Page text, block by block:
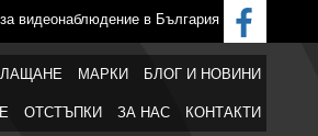
видеонаблюдение в България
МАРКИ БЛОГ И НОВИНИ
ОТСТЪПКИ ЗА НАС КОНТАКТИ